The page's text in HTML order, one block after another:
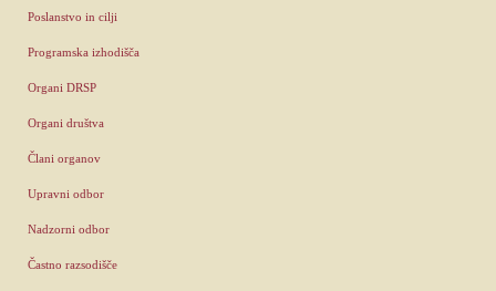
Poslanstvo in cilji
Programska izhodišča
Organi DRSP
Organi društva
Člani organov
Upravni odbor
Nadzorni odbor
Častno razsodišče